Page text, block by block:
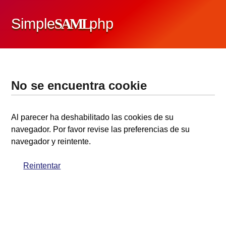
SimpleSAMLphp
No se encuentra cookie
Al parecer ha deshabilitado las cookies de su
navegador. Por favor revise las preferencias de su
navegador y reintente.
Reintentar